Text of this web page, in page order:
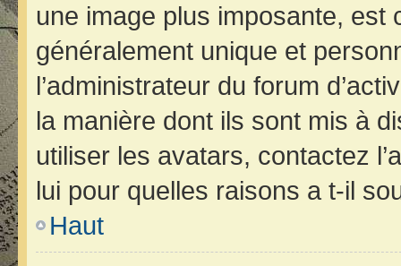
une image plus imposante, est
généralement unique et
l’administrateur du forum
la manière dont ils sont mis à
utiliser les avatars, contactez
lui pour quelles raisons a t-il
Haut